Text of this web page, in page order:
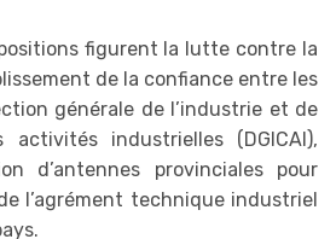
figurent la lutte contre la
de la confiance entre les
générale de l’industrie et de
activités industrielles (DGICAI),
d’antennes provinciales pour
l’agrément technique industriel